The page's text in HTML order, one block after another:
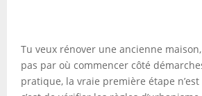
Tu veux rénover une ancienne
pas par où commencer côté
pratique, la vraie première étape